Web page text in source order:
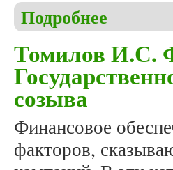
Подробнее
Томилов И.С.
созыва
Финансовое
факторов,